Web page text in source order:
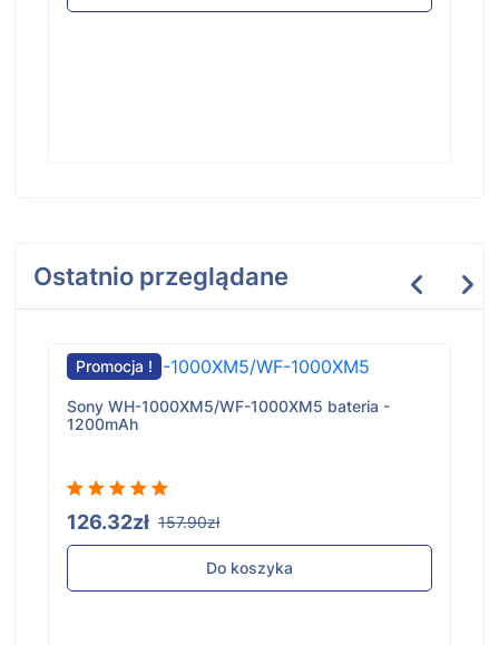
Ostatnio przeglądane
Promocja !
Sony WH-1000XM5/WF-1000XM5 bateria -
1200mAh
126.32zł 157.90zł
Do koszyka